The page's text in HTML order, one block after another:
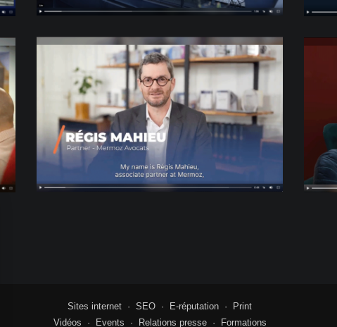
Sites internet · SEO · E-réputation ·
Print
Vidéos · Events · Relations presse· Formations